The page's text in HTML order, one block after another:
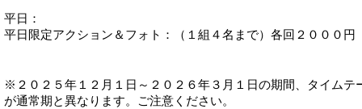
平日：
平日限定アクション＆フォト：（１組４名まで）各回２０００円
※２０２５年１２月１日～２０２６年３月１日の期間、タイムテ
が通常期と異なります。ご注意ください。